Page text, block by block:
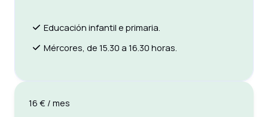
Educación infantil e primaria.
Mércores, de 15.30 a 16.30 horas.
16 € / mes